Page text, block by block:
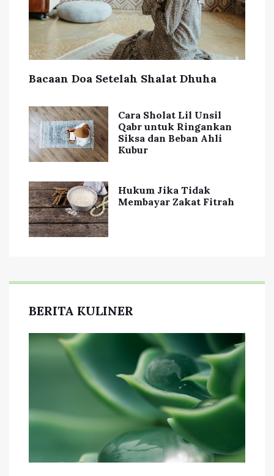
Bacaan Doa Setelah Shalat Dhuha
Cara Sholat Lil Unsil
Qabr untuk Ringankan
Siksa dan Beban Ahli
Kubur
Hukum Jika Tidak
Membayar Zakat Fitrah
BERITA KULINER